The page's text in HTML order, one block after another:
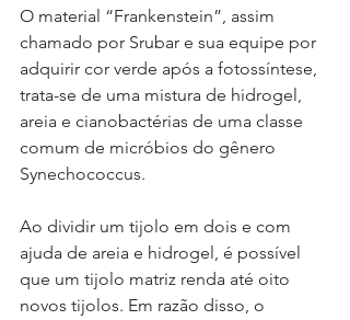
O material “Frankenstein”, assim
chamado por Srubar e sua equipe por
adquirir cor verde após a fotossíntese,
trata-se de uma mistura de hidrogel,
areia e cianobactérias de uma classe
comum de micróbios do gênero
Synechococcus.
Ao dividir um tijolo em dois e com
ajuda de areia e hidrogel, é possível
que um tijolo matriz renda até oito
novos tijolos. Em razão disso, o